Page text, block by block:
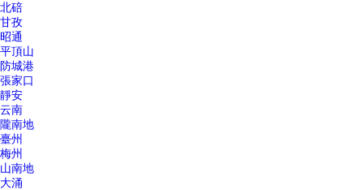
北碚
甘孜
昭通
平頂山
防城港
張家口
靜安
云南
隴南地
臺州
梅州
山南地
大涌